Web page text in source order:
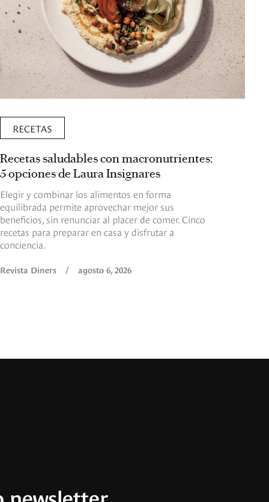
RECETAS
Recetas saludables con macronutrientes:
5 opciones de Laura Insignares
Elegir y combinar los alimentos en forma
equilibrada permite aprovechar mejor sus
beneficios, sin renunciar al placer de comer. Cinco
recetas para preparar en casa y disfrutar a
conciencia.
Revista Diners / agosto 6, 2026
newsletter